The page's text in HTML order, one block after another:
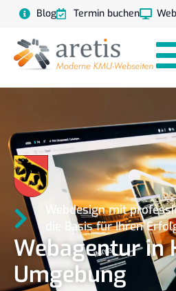
Blog Termin buchen
Webdesign mit
die Basis für Ihren
Webagentur in
Umgebung